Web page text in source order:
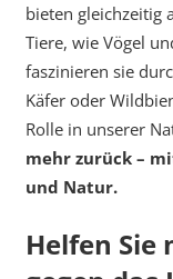
bieten gleichzeitig
Tiere, wie Vögel
faszinieren sie
Käfer oder
Rolle in unserer
mehr zurück –
und Natur.
Helfen